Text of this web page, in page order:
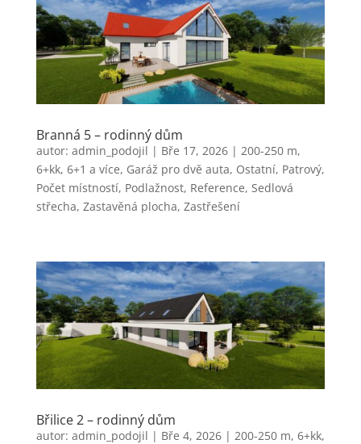
Branná 5 – rodinný dům
autor: admin_podojil | Bře 17, 2026| 200-250 m,
6+kk, 6+1 a více, Garáž pro dvě auta, Ostatní, Patrový,
Počet místností, Podlažnost, Reference, Sedlová
střecha, Zastavěná plocha, Zastřešení
Břilice 2 – rodinný dům
autor: admin_podojil | Bře 4, 2026| 200-250 m, 6+kk,